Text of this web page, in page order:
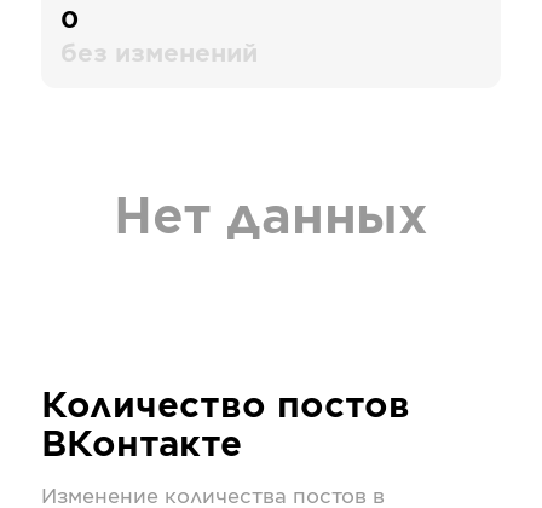
0
без изменений
Нет данных
Количество постов
ВКонтакте
Изменение количества постов в